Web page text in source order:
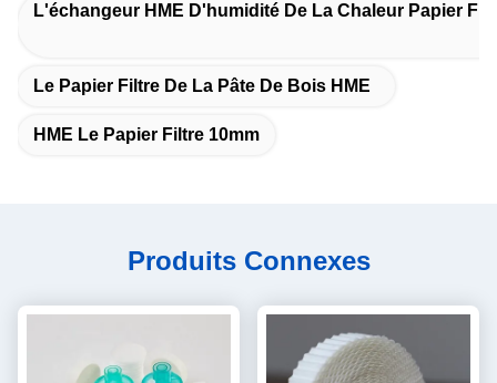
L'échangeur HME D'humidité De La Chaleur Papier
Le Papier Filtre De La Pâte De Bois HME
HME Le Papier Filtre 10mm
Produits Connexes